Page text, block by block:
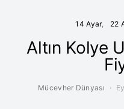
14 Ayar 22
Altın Kolye
Mücevher Dünyası